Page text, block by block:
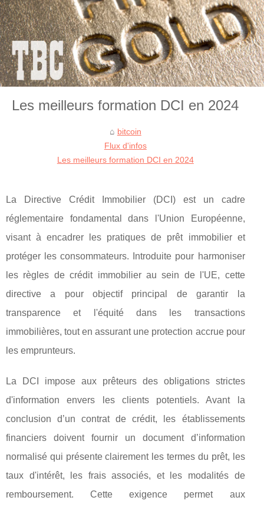
Les meilleurs formation DCI en 2024
bitcoin
Flux d'infos
Les meilleurs formation DCI en 2024
La Directive Crédit Immobilier (DCI) est un cadre
réglementaire fondamental dans l'Union Européenne,
visant à encadrer les pratiques de prêt immobilier et
protéger les consommateurs. Introduite pour harmoniser
les règles de crédit immobilier au sein de l'UE, cette
directive a pour objectif principal de garantir la
transparence et l'équité dans les transactions
immobilières, tout en assurant une protection accrue pour
les emprunteurs.
La DCI impose aux prêteurs des obligations strictes
d'information envers les clients potentiels. Avant la
conclusion d’un contrat de crédit, les établissements
financiers doivent fournir un document d’information
normalisé qui présente clairement les termes du prêt, les
taux d'intérêt, les frais associés, et les modalités de
remboursement. Cette exigence permet aux